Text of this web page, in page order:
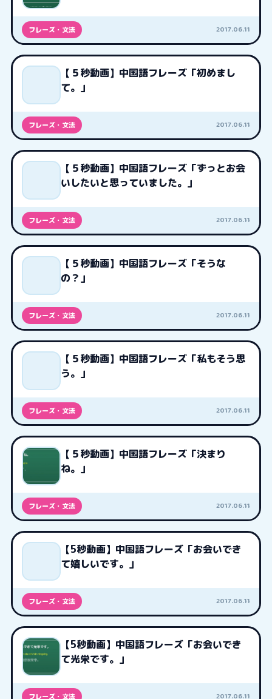
フレーズ・文法 2017.06.11
【５秒動画】中国語フレーズ「初めまし
て。」
フレーズ・文法 2017.06.11
【５秒動画】中国語フレーズ「ずっとお会
いしたいと思っていました。」
フレーズ・文法 2017.06.11
【５秒動画】中国語フレーズ「そうな
の？」
フレーズ・文法 2017.06.11
【５秒動画】中国語フレーズ「私もそう思
う。」
フレーズ・文法 2017.06.11
【５秒動画】中国語フレーズ「決まり
ね。」
フレーズ・文法 2017.06.11
【5秒動画】中国語フレーズ「お会いでき
て嬉しいです。」
フレーズ・文法 2017.06.11
【5秒動画】中国語フレーズ「お会いでき
て光栄です。」
フレーズ・文法 2017.06.11